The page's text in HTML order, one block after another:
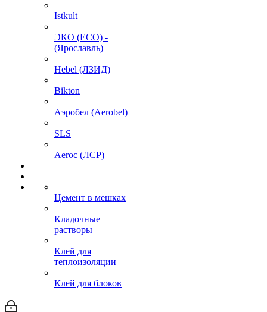
Istkult
ЭКО (ECO) -
(Ярославль)
Hebel (ЛЗИД)
Bikton
Аэробел (Aerobel)
SLS
Aeroc (ЛСР)
Цемент в мешках
Кладочные
растворы
Клей для
теплоизоляции
Клей для блоков